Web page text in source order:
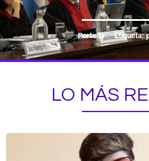
Portada Etiqueta:
LO MÁS